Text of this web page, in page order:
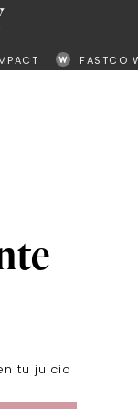
FASTCO
tu juicio